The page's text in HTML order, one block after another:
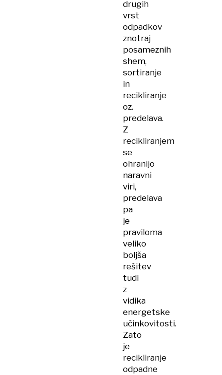
drugih
vrst
odpadkov
znotraj
posameznih
shem,
sortiranje
in
recikliranje
oz.
predelava.
Z
recikliranjem
se
ohranijo
naravni
viri,
predelava
pa
je
praviloma
veliko
boljša
rešitev
tudi
z
vidika
energetske
učinkovitosti.
Zato
je
recikliranje
odpadne